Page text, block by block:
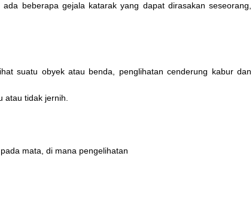
beberapa gejala katarak yang dapat dirasakan seseorang,
suatu obyek atau benda, penglihatan cenderung kabur dan
atau tidak jernih.
mata, di mana pengelihatan